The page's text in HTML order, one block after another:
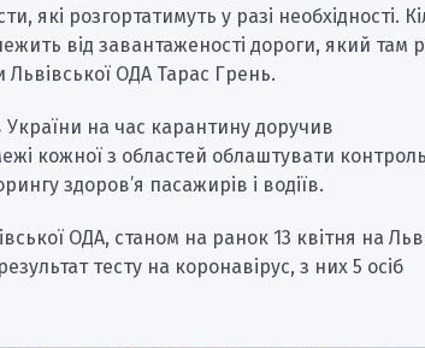
які розгортатимуть у разі необхідності.
від завантаженості дороги, який там
ОДА Тарас Грень.
України на час карантину доручив
кожної з областей облаштувати
здоров’я пасажирів і водіїв.
ОДА, станом на ранок 13 квітня на
тесту на коронавірус, з них 5 осіб